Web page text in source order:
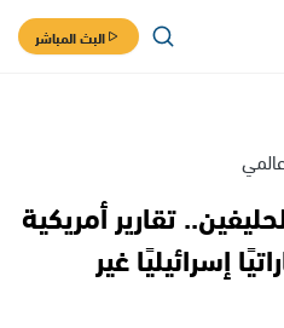
البث المباشر
تقارير أمريكية
إسرائيليًا غير